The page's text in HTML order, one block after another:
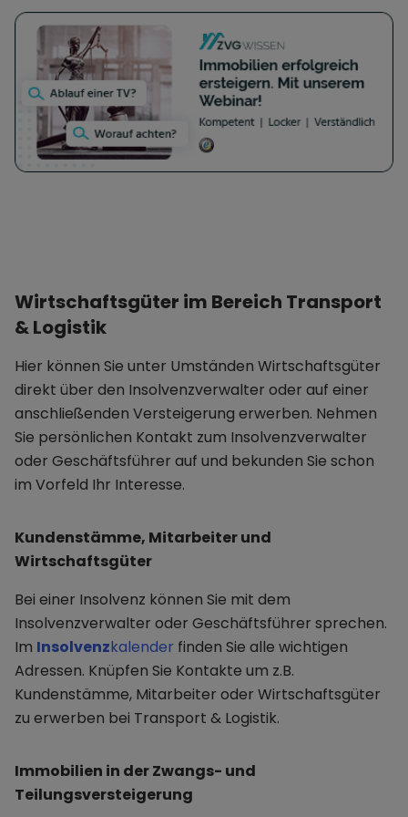
Wirtschaftsgüter im Bereich Transport
& Logistik
Hier können Sie unter Umständen Wirtschaftsgüter
direkt über den Insolvenzverwalter oder auf einer
anschließenden Versteigerung erwerben. Nehmen
Sie persönlichen Kontakt zum Insolvenzverwalter
oder Geschäftsführer auf und bekunden Sie schon
im Vorfeld Ihr Interesse.
Kundenstämme, Mitarbeiter und
Wirtschaftsgüter
Bei einer Insolvenz können Sie mit dem
Insolvenzverwalter oder Geschäftsführer sprechen.
Im Insolvenzkalender finden Sie alle wichtigen
Adressen. Knüpfen Sie Kontakte um z.B.
Kundenstämme, Mitarbeiter oder Wirtschaftsgüter
zu erwerben bei Transport & Logistik.
Immobilien in der Zwangs- und
Teilungsversteigerung